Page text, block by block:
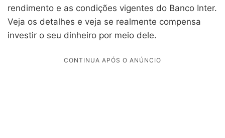
rendimento e as condições vigentes do Banco Inter.
Veja os detalhes e veja se realmente compensa
investir o seu dinheiro por meio dele.